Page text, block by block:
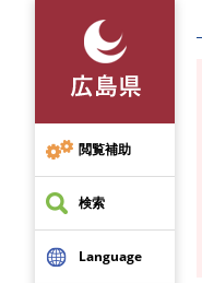
先
頭
で
す
閲覧補助
検索
Language